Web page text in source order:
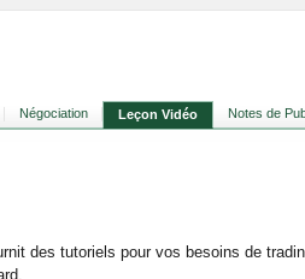
Négociation Leçon Vidéo Notes de
des tutoriels pour vos besoins de